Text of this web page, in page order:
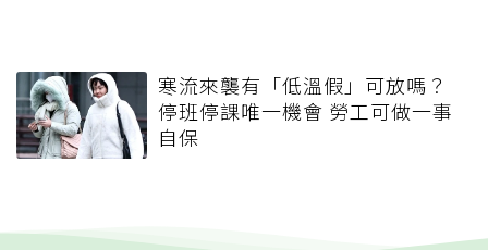
寒流來襲有「低溫假」可放嗎？
停班停課唯一機會 勞工可做一事
自保